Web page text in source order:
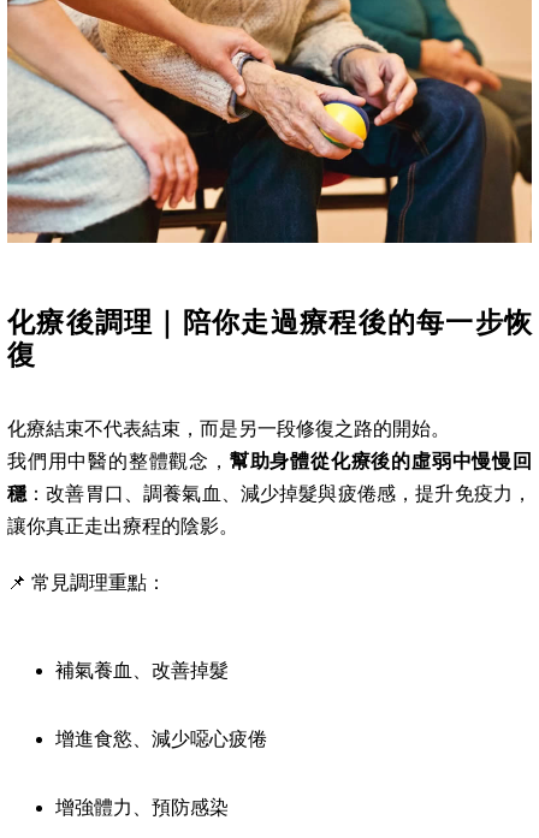
化療後調理｜陪你走過療程後的每一步恢
復
化療結束不代表結束，而是另一段修復之路的開始。
我們用中醫的整體觀念， 幫助身體從化療後的虛弱中慢慢回
穩 ：改善胃口、調養氣血、減少掉髮與疲倦感，提升免疫力，
讓你真正走出療程的陰影。
📌 常見調理重點：
補氣養血、改善掉髮
增進食慾、減少噁心疲倦
增強體力、預防感染